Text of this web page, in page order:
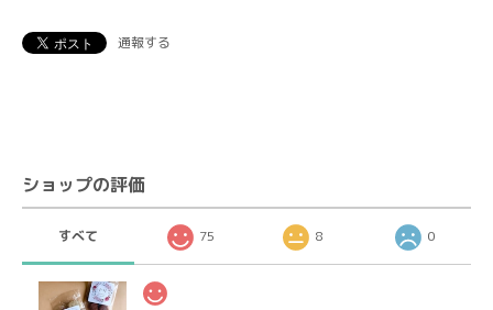
通報する
ショップの評価
すべて 75 8 0